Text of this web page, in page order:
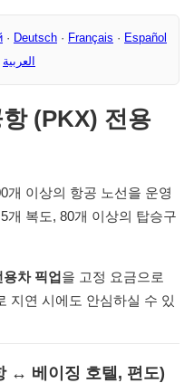
· Deutsch · Français · Español
العربية
(PKX) 전용
개 이상의 항공 노선을 운영
개 복도, 80개 이상의 탑승구
용차 픽업을 고정 요금으로
지연 시에도 안심하실 수 있
↔ 베이징 호텔, 편도)